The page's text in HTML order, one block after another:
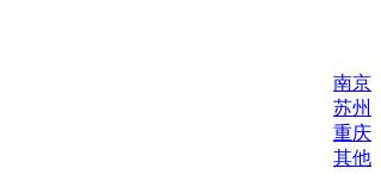
南京
苏州
重庆
其他